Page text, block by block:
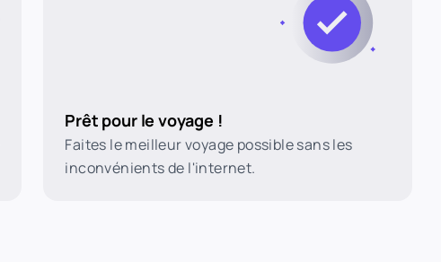
Prêt pour le voyage !
Faites le meilleur voyage possible sans les
inconvénients de l'internet.